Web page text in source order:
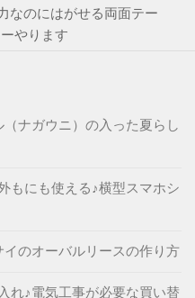
なのにはがせる両面テー
やります
ナガウニ）の入った夏らし
もにも使える♪横型スマホシ
のオーバルリースの作り方
れ♪電気工事が必要な買い替